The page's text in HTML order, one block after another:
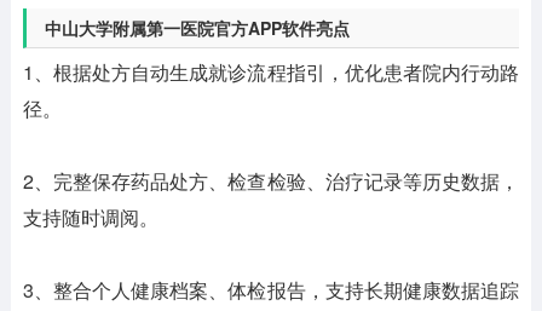
中山大学附属第一医院官方APP软件亮点
1、根据处方自动生成就诊流程指引，优化患者院内行动路
径。
2、完整保存药品处方、检查检验、治疗记录等历史数据，
支持随时调阅。
3、整合个人健康档案、体检报告，支持长期健康数据追踪